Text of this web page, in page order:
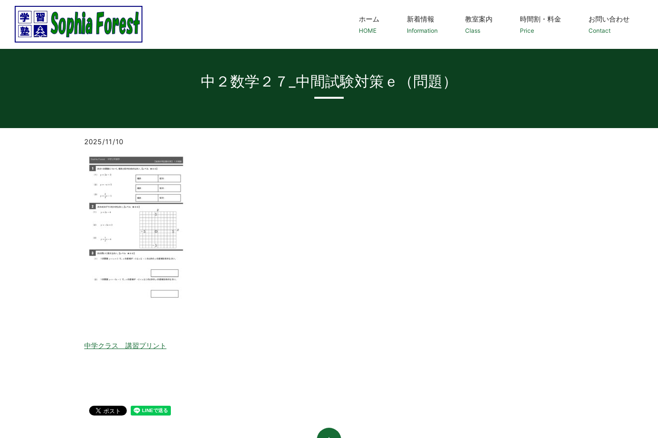
ホーム
HOME
新着情報
Information
教室案内
Class
時間割・料金
Price
お問い合わせ
Contact
中２数学２７_中間試験対策ｅ（問題）
2025/11/10
中学クラス 講習プリント